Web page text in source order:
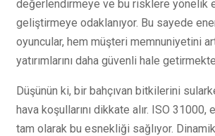
değerlendirmeye ve bu risklere yönelik
geliştirmeye odaklanıyor. Bu sayede
oyuncular, hem müşteri memnuniyetini
yatırımlarını daha güvenli hale getirmekte.
Düşünün ki, bir bahçıvan bitkilerini
hava koşullarını dikkate alır. ISO
tam olarak bu esnekliği sağlıyor.